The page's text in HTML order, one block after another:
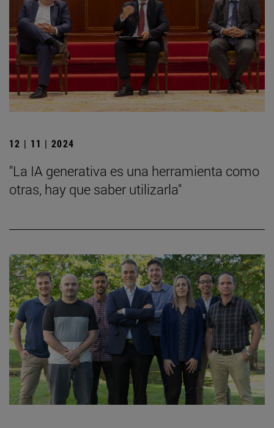
12 | 11 | 2024
"La IA generativa es una herramienta como
otras, hay que saber utilizarla"